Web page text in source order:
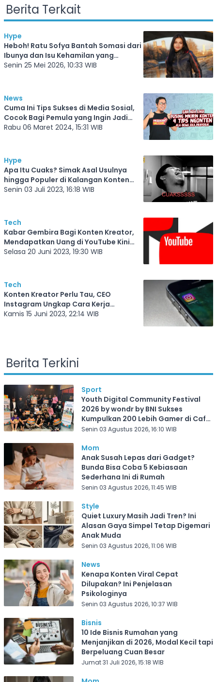
Berita Terkait
Hype
Heboh! Ratu Sofya Bantah Somasi dari
Ibunya dan Isu Kehamilan yang
Beredar
Senin 25 Mei 2026, 10:33 WIB
News
Cuma Ini Tips Sukses di Media Sosial,
Cocok Bagi Pemula yang Ingin Jadi
Konten Kreator Youtube dan Tiktok
Rabu 06 Maret 2024, 15:31 WIB
Hype
Apa Itu Cuaks? Simak Asal Usulnya
hingga Populer di Kalangan Konten
Kreator
Senin 03 Juli 2023, 16:18 WIB
Tech
Kabar Gembira Bagi Konten Kreator,
Mendapatkan Uang di YouTube Kini
Lebih Mudah!
Selasa 20 Juni 2023, 19:30 WIB
Tech
Konten Kreator Perlu Tau, CEO
Instagram Ungkap Cara Kerja
Algoritma Platformnya
Kamis 15 Juni 2023, 22:14 WIB
Berita Terkini
Sport
Youth Digital Community Festival
2026 by wondr by BNI Sukses
Kumpulkan 200 Lebih Gamer di Cafe
Frekuensi Depok
Senin 03 Agustus 2026, 16:10 WIB
Mom
Anak Susah Lepas dari Gadget?
Bunda Bisa Coba 5 Kebiasaan
Sederhana Ini di Rumah
Senin 03 Agustus 2026, 11:45 WIB
Style
Quiet Luxury Masih Jadi Tren? Ini
Alasan Gaya Simpel Tetap Digemari
Anak Muda
Senin 03 Agustus 2026, 11:06 WIB
News
Kenapa Konten Viral Cepat
Dilupakan? Ini Penjelasan
Psikologinya
Senin 03 Agustus 2026, 10:37 WIB
Bisnis
10 Ide Bisnis Rumahan yang
Menjanjikan di 2026, Modal Kecil tapi
Berpeluang Cuan Besar
Jumat 31 Juli 2026, 15:18 WIB